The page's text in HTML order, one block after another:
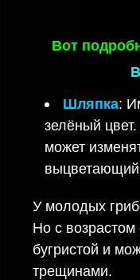
Вот
Шляпка:
зелёный
может
У молодых
Но с возрастом
бугристой и
трещинами.